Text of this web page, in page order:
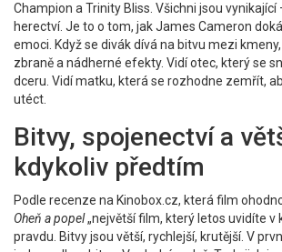
Champion a Trinity Bliss . Všichni jsou
herectví. Je to o tom, jak James Cameron
emoci. Když se divák dívá na bitvu mezi
zbraně a nádherné efekty. Vidí otec, který se
dceru. Vidí matku, která se rozhodne zemřít,
utéct.
Bitvy, spojenectví a
kdykoliv předtím
Podle recenze na Kinobox.cz, která film
Oheň a popel„největší film, který letos uvidíte v
pravdu. Bitvy jsou větší, rychlejší, krutější. V